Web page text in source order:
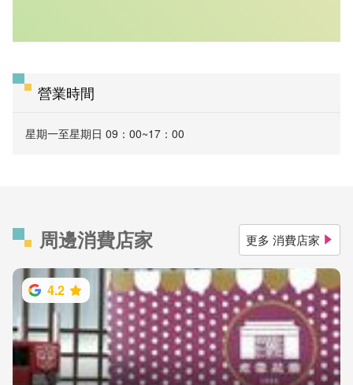
營業時間
星期一至星期日 09：00~17：00
周邊消費店家 更多 消費店家
4.2